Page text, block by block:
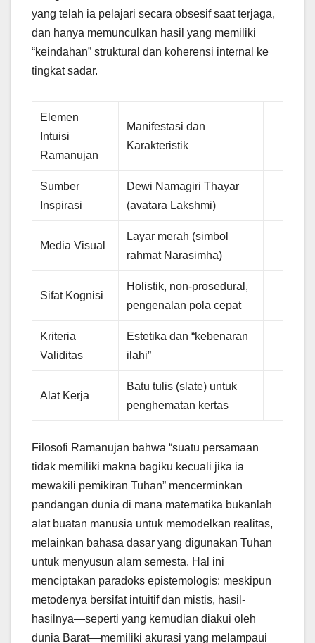
yang telah ia pelajari secara obsesif saat terjaga,
dan hanya memunculkan hasil yang memiliki
“keindahan” struktural dan koherensi internal ke
tingkat sadar.
Elemen
Intuisi
Ramanujan
Manifestasi dan
Karakteristik
Sumber
Inspirasi
Dewi Namagiri Thayar
(avatara Lakshmi)
Media Visual
Layar merah (simbol
rahmat Narasimha)
Sifat Kognisi
Holistik, non-prosedural,
pengenalan pola cepat
Kriteria
Validitas
Estetika dan “kebenaran
ilahi”
Alat Kerja
Batu tulis (slate) untuk
penghematan kertas
Filosofi Ramanujan bahwa “suatu persamaan
tidak memiliki makna bagiku kecuali jika ia
mewakili pemikiran Tuhan” mencerminkan
pandangan dunia di mana matematika bukanlah
alat buatan manusia untuk memodelkan realitas,
melainkan bahasa dasar yang digunakan Tuhan
untuk menyusun alam semesta. Hal ini
menciptakan paradoks epistemologis: meskipun
metodenya bersifat intuitif dan mistis, hasil-
hasilnya—seperti yang kemudian diakui oleh
dunia Barat—memiliki akurasi yang melampaui